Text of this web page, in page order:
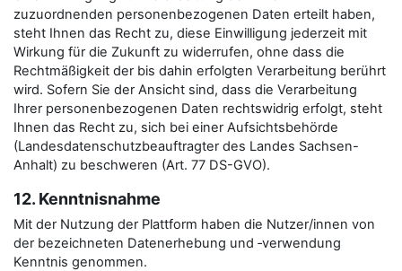
zuzuordnenden personenbezogenen Daten erteilt haben,
steht Ihnen das Recht zu, diese Einwilligung jederzeit mit
Wirkung für die Zukunft zu widerrufen, ohne dass die
Rechtmäßigkeit der bis dahin erfolgten Verarbeitung berührt
wird. Sofern Sie der Ansicht sind, dass die Verarbeitung
Ihrer personenbezogenen Daten rechtswidrig erfolgt, steht
Ihnen das Recht zu, sich bei einer Aufsichtsbehörde
(Landesdatenschutzbeauftragter des Landes Sachsen-
Anhalt) zu beschweren (Art. 77 DS-GVO).
12. Kenntnisnahme
Mit der Nutzung der Plattform haben die Nutzer/innen von
der bezeichneten Datenerhebung und ‑verwendung
Kenntnis genommen.